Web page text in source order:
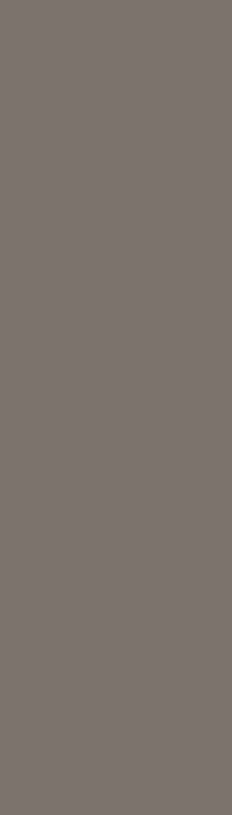
gel er særligt velegnet til både
med at genoprette og
barriere, samtidig med at den
balance. For at maksimere
Expert Skin Health Body Lotion
sund og velnæret.
akademisk
professor i dermatologi ved
Medical School og New York
har en Bachelor of Science fra
og modtog sin
fra University of Nebraska.
din hudtype?
opdage, hvordan du holder